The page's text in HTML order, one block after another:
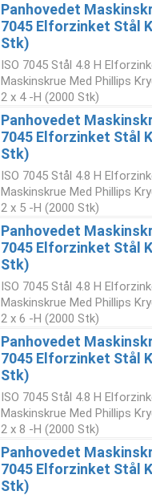
Panhovedet
7045 Elforzinket Stål
Stk)
ISO 7045 Stål 4.8 H
Maskinskrue Med Phillips
2 x 4 -H (2000 Stk)
Panhovedet
7045 Elforzinket Stål
Stk)
ISO 7045 Stål 4.8 H
Maskinskrue Med Phillips
2 x 5 -H (2000 Stk)
Panhovedet
7045 Elforzinket Stål
Stk)
ISO 7045 Stål 4.8 H
Maskinskrue Med Phillips
2 x 6 -H (2000 Stk)
Panhovedet
7045 Elforzinket Stål
Stk)
ISO 7045 Stål 4.8 H
Maskinskrue Med Phillips
2 x 8 -H (2000 Stk)
Panhovedet
7045 Elforzinket Stål
Stk)